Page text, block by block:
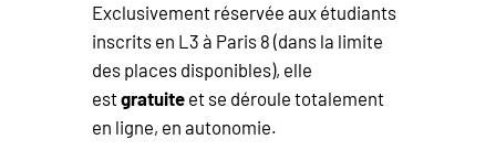
Exclusivement réservée aux étudiants
inscrits en L3 à Paris 8 (dans la limite
des places disponibles), elle
estgratuiteet se déroule totalement
en ligne, en autonomie.